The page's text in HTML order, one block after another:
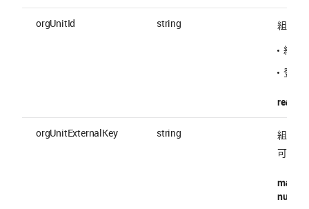
orgUnitId string
組織ID
組織
登録
orgUnitExternalKey string
組織の
可。